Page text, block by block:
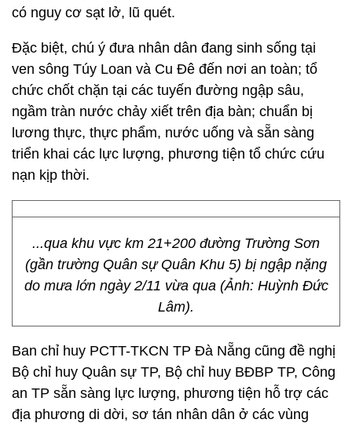
có nguy cơ sạt lở, lũ quét.
Đặc biệt, chú ý đưa nhân dân đang sinh sống tại
ven sông Túy Loan và Cu Đê đến nơi an toàn; tổ
chức chốt chặn tại các tuyến đường ngập sâu,
ngầm tràn nước chảy xiết trên địa bàn; chuẩn bị
lương thực, thực phẩm, nước uống và sẵn sàng
triển khai các lực lượng, phương tiện tổ chức cứu
nạn kịp thời.
...qua khu vực km 21+200 đường Trường Sơn
(gần trường Quân sự Quân Khu 5) bị ngập nặng
do mưa lớn ngày 2/11 vừa qua (Ảnh: Huỳnh Đức
Lâm).
Ban chỉ huy PCTT-TKCN TP Đà Nẵng cũng đề nghị
Bộ chỉ huy Quân sự TP, Bộ chỉ huy BĐBP TP, Công
an TP sẵn sàng lực lượng, phương tiện hỗ trợ các
địa phương di dời, sơ tán nhân dân ở các vùng